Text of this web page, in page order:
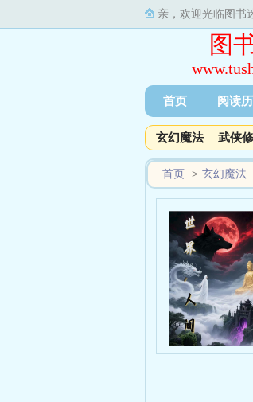
亲，欢迎光临图书
图
首页 阅读
玄幻魔法 武侠
首页 > 玄幻魔法